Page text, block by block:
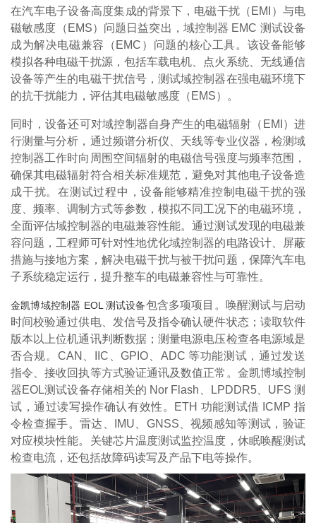
在汽车电子设备高度集成的背景下，电磁干扰（EMI）与电
磁敏感度（EMS）问题日益突出，域控制器 EMC 测试设备
成为解决电磁兼容（EMC）问题的核心工具。该设备能够
模拟各种电磁干扰源，包括车载电机、点火系统、无线通信
设备等产生的电磁干扰信号，测试域控制器在强电磁环境下
的抗干扰能力，评估其电磁敏感度（EMS）。
同时，设备还可对域控制器自身产生的电磁辐射（EMI）进
行测量与分析，通过频谱分析仪、天线等专业仪器，检测域
控制器工作时向周围空间辐射的电磁信号强度与频率范围，
确保其电磁辐射符合相关标准规范，避免对其他电子设备造
成干扰。在测试过程中，设备能够精准控制电磁干扰的强
度、频率、调制方式等参数，模拟不同工况下的电磁环境，
全面评估域控制器的电磁兼容性能。通过测试发现的电磁兼
容问题，工程师可针对性地优化域控制器的电路设计、屏蔽
措施与接地方案，解决电磁干扰与被干扰问题，保障汽车电
子系统稳定运行，提升整车的电磁兼容性与可靠性。
金凯博域控制器 EOL 测试设备包含多项项目。唤醒测试与启动
时间校验通过供电、发信号及指令确认硬件状态；读取软件
版本以上位机通讯判断数据；测量电源电压检查各电源域是
否合规。CAN、IIC、GPIO、ADC 等功能测试，通过发送
指令、接收回执等方式验证通讯及数值正常。金凯博域控制
器EOL测试设备存储相关的 Nor Flash、LPDDR5、UFS 测
试，通过读写操作确认有效性。ETH 功能测试借 ICMP 指
令检查握手。雷达、IMU、GNSS、视频感知等测试，验证
对应模块性能。关键芯片温度测试监控温度，休眠唤醒测试
检查电流，还包括故障码读写及产品下电等操作。